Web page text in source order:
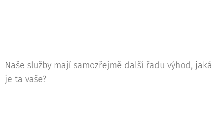
Naše služby mají samozřejmě další řadu výhod, jaká
je ta vaše?